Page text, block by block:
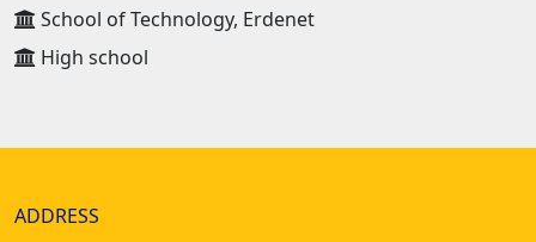
School of Technology, Erdenet
High school
ADDRESS